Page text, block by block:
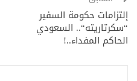
إلتزامات حكومة السفير
“سكرتاريته“.. السعودي
الحاكم المفداء..!